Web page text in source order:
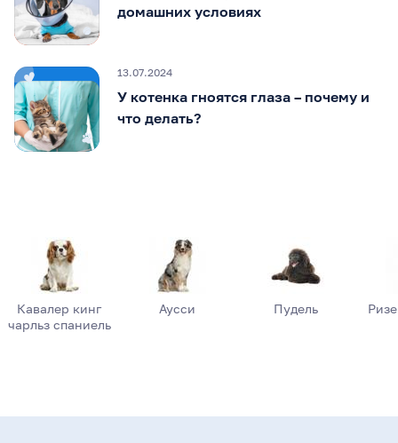
домашних условиях
13.07.2024
У котенка гноятся глаза – почему и
что делать?
Кавалер кинг
чарльз спаниель
Аусси Пудель